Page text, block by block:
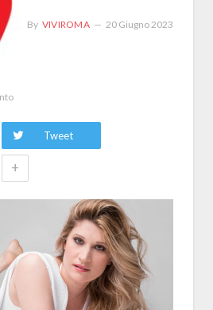
By VIVIROMA 20 Giugno 2023
Tweet
+